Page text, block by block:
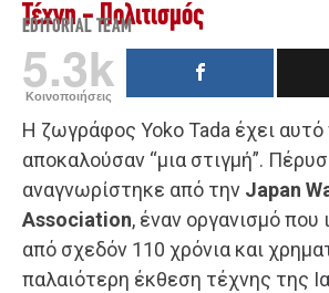
Τέχνη - Πολιτισμός
EDITORIAL TEAM
5.3k
Κοινοποιήσεις
Η ζωγράφος Yoko Tada έχει αυτό
αποκαλούσαν “μια στιγμή”.
αναγνωρίστηκε από την Japan
Association, έναν οργανισμό που
από σχεδόν 110 χρόνια και
παλαιότερη έκθεση τέχνης της